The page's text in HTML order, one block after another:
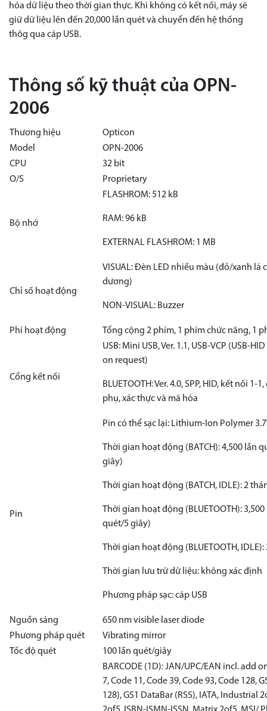
hóa dữ liệu theo thời gian thực. Khi không có kết nối, máy sẽ
giữ dữ liệu lên đến 20,000 lần quét và chuyển đến hệ thống
thôg qua cáp USB.
Thông số kỹ thuật của OPN-
2006
Thương hiệu
Opticon
Model
OPN-2006
CPU
32 bit
O/S
Proprietary
Bộ nhớ
FLASHROM: 512 kB
RAM: 96 kB
EXTERNAL FLASHROM: 1 MB
Chỉ số hoạt động
VISUAL: Đèn LED nhiều màu (đỏ/xanh lá
dương)
NON-VISUAL: Buzzer
Phí hoạt động Tổng cộng 2 phím, 1 phím chức năng, 1
Cổng kết nối
USB: Mini USB, Ver. 1.1, USB-VCP (USB-
on request)
BLUETOOTH: Ver. 4.0, SPP, HID, kết nối 1-
phụ, xác thực và mã hóa
Pin
Pin có thể sạc lại: Lithium-Ion Polymer
Thời gian hoạt động (BATCH): 4,500 lần
giây)
Thời gian hoạt động (BATCH, IDLE): 2
Thời gian hoạt động (BLUETOOTH):
quét/5 giây)
Thời gian hoạt động (BLUETOOTH, IDLE):
Thời gian lưu trữ dữ liệu: không xác định
Phương pháp sạc: cáp USB
Nguồn sáng
650 nm visible laser diode
Phương pháp quét
Vibrating mirror
Tốc độ quét
100 lần quét/giây
BARCODE (1D): JAN/UPC/EAN incl. add
7, Code 11, Code 39, Code 93, Code 128,
128), GS1 DataBar (RSS), IATA, Industrial